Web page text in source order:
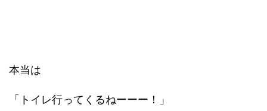
本当は
「トイレ行ってくるねーーー！」